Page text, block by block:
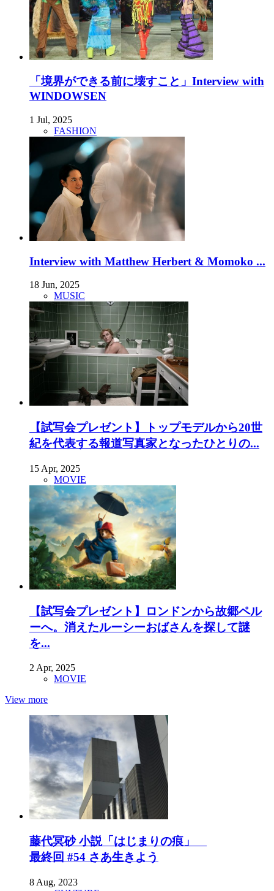
「境界ができる前に壊すこと」Interview with
WINDOWSEN
1 Jul, 2025
FASHION
Interview with Matthew Herbert & Momoko ...
18 Jun, 2025
MUSIC
【試写会プレゼント】トップモデルから20世
紀を代表する報道写真家となったひとりの...
15 Apr, 2025
MOVIE
【試写会プレゼント】ロンドンから故郷ペル
ーへ。消えたルーシーおばさんを探して謎
を...
2 Apr, 2025
MOVIE
View more
藤代冥砂 小説「はじまりの痕」
最終回 #54 さあ生きよう
8 Aug, 2023